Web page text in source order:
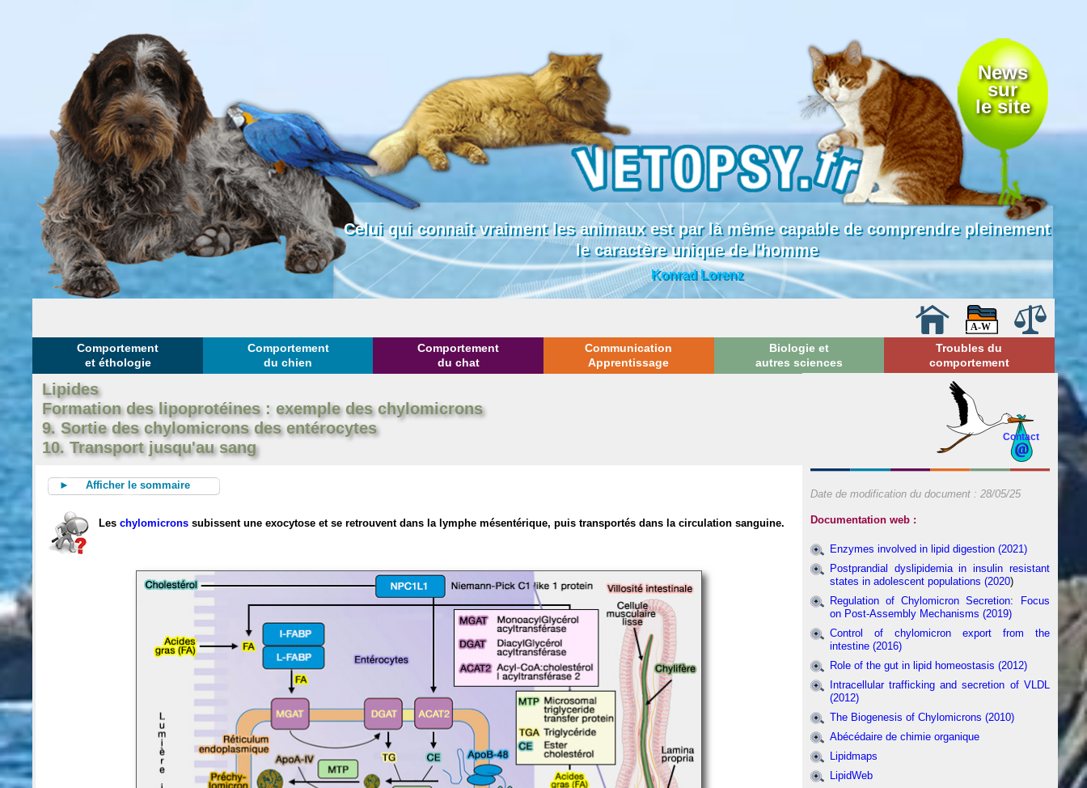
News
sur
le site
Celui qui connait vraiment les animaux est par là même capable de comprendre pleinement
le caractère unique de l'homme
Konrad Lorenz
Comportement
et éthologie
Comportement
du chien
Comportement
du chat
Communication
Apprentissage
Biologie et
autres sciences
Troubles du
comportement
Lipides
Formation des lipoprotéines : exemple des chylomicrons
9. Sortie des chylomicrons des entérocytes
10. Transport jusqu'au sang
► Afficher le sommaire
Leschylomicrons subissent une exocytose et se retrouvent dans la lymphe mésentérique, puis transportés dans la circulation sanguine.
Contact
Date de modification du document : 28/05/25
Documentation web :
Enzymes involved in lipid digestion (2021)
Postprandial dyslipidemia in insulin resistant
states in adolescent populations (2020)
Regulation of Chylomicron Secretion: Focus
on Post-Assembly Mechanisms (2019)
Control of chylomicron export from the
intestine (2016)
Role of the gut in lipid homeostasis (2012)
Intracellular trafficking and secretion of VLDL
(2012)
The Biogenesis of Chylomicrons (2010)
Abécédaire de chimie organique
Lipidmaps
LipidWeb